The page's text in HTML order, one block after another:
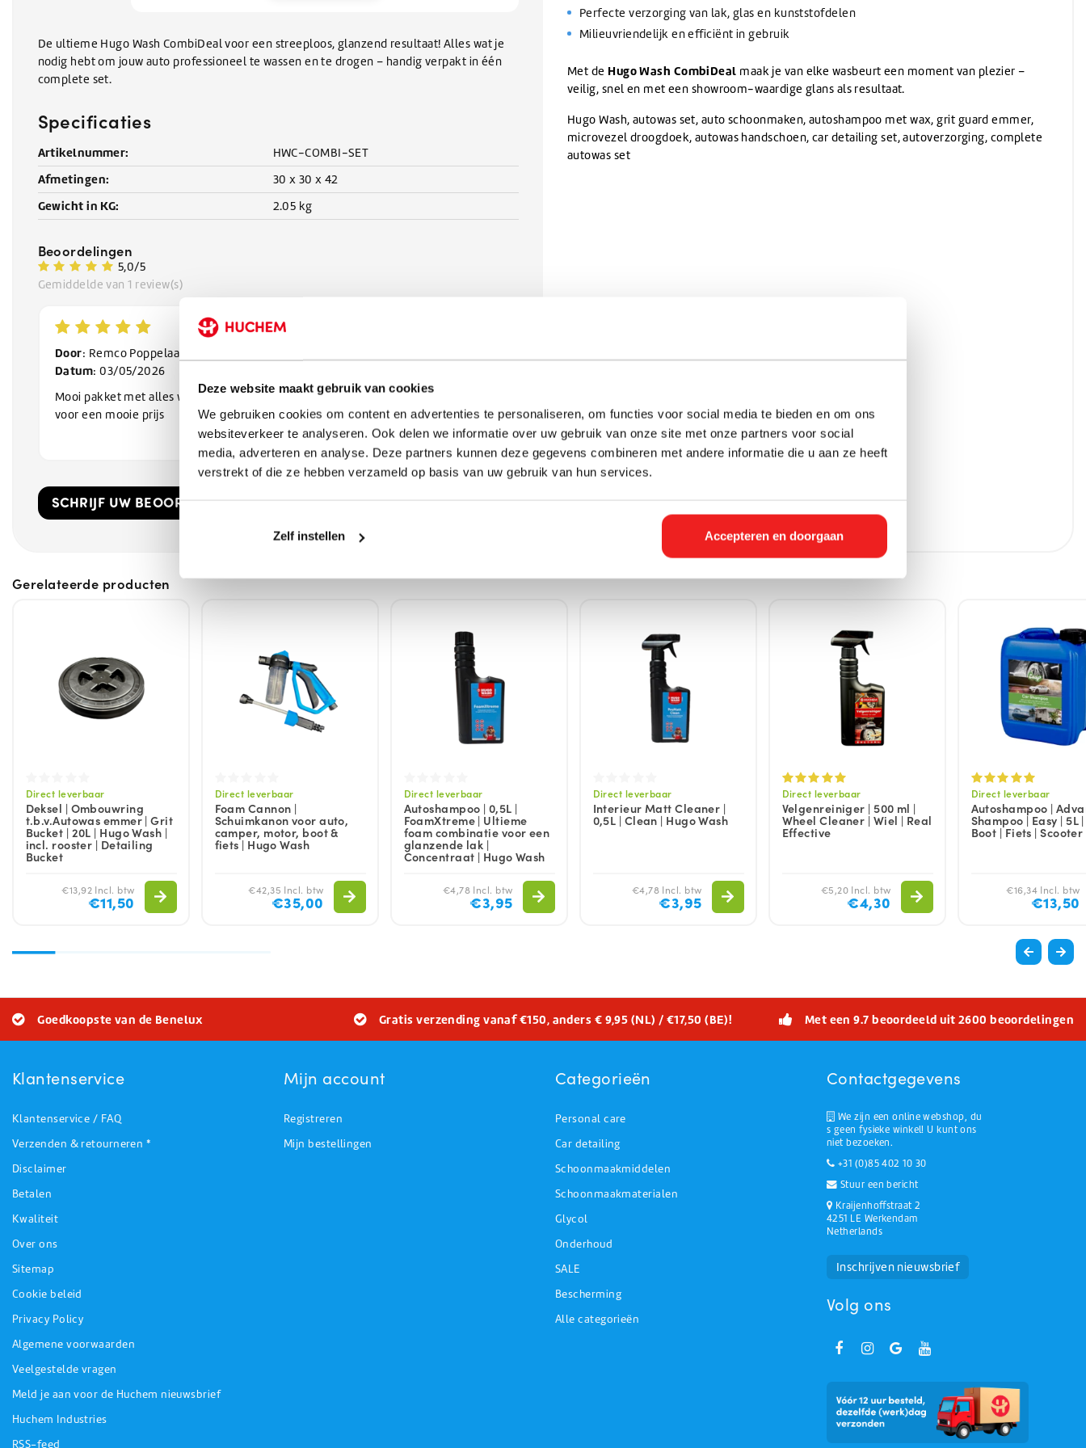
Deze website maakt gebruik van cookies
We gebruiken cookies om content en advertenties te personaliseren, om functies voor social media te bieden en om ons
websiteverkeer te analyseren. Ook delen we informatie over uw gebruik van onze site met onze partners voor social
media, adverteren en analyse. Deze partners kunnen deze gegevens combineren met andere informatie die u aan ze heeft
verstrekt of die ze hebben verzameld op basis van uw gebruik van hun services.
Zelf instellen Accepteren en doorgaan
De ultieme Hugo Wash CombiDeal voor een streeploos, glanzend resultaat! Alles wat je
nodig hebt om jouw auto professioneel te wassen en te drogen – handig verpakt in één
complete set.
Specificaties
Artikelnummer: HWC-COMBI-SET
Afmetingen: 30 x 30 x 42
Gewicht in KG: 2.05 kg
Beoordelingen
5,0/5
Gemiddelde van 1 review(s)
Door: Remco Poppelaars
Datum: 03/05/2026
Mooi pakket met alles wat je nodig hebt
voor een mooie prijs
SCHRIJF UW BEOORDELING!
Perfecte verzorging van lak, glas en kunststofdelen
Milieuvriendelijk en efficiënt in gebruik
Met de Hugo Wash CombiDeal maak je van elke wasbeurt een moment van plezier –
veilig, snel en met een showroom-waardige glans als resultaat.
Hugo Wash, autowas set, auto schoonmaken, autoshampoo met wax, grit guard emmer,
microvezel droogdoek, autowas handschoen, car detailing set, autoverzorging, complete
autowas set
Gerelateerde producten
Direct leverbaar
Deksel | Ombouwring
t.b.v.Autowas emmer | Grit
Bucket | 20L | Hugo Wash |
incl. rooster | Detailing
Bucket
€13,92 Incl. btw
€11,50
Direct leverbaar
Foam Cannon |
Schuimkanon voor auto,
camper, motor, boot &
fiets | Hugo Wash
€42,35 Incl. btw
€35,00
Direct leverbaar
Autoshampoo | 0,5L |
FoamXtreme | Ultieme
foam combinatie voor een
glanzende lak |
Concentraat | Hugo Wash
€4,78 Incl. btw
€3,95
Direct leverbaar
Interieur Matt Cleaner |
0,5L | Clean | Hugo Wash
€4,78 Incl. btw
€3,95
Direct leverbaar
Velgenreiniger | 500 ml |
Wheel Cleaner | Wiel | Real
Effective
€5,20 Incl. btw
€4,30
Direct leverbaar
Autoshampoo |
Shampoo | Easy | 5L
Boot | Fiets | Scooter
€16,34 Incl. btw
€13,50
Goedkoopste van de Benelux Gratis verzending vanaf €150, anders € 9,95 (NL) / €17,50 (BE)! Met een 9.7 beoordeeld uit 2600 beoordelingen
Klantenservice
Klantenservice / FAQ
Verzenden & retourneren *
Disclaimer
Betalen
Kwaliteit
Over ons
Sitemap
Cookie beleid
Privacy Policy
Algemene voorwaarden
Veelgestelde vragen
Meld je aan voor de Huchem nieuwsbrief
Huchem Industries
RSS-feed
Mijn account
Registreren
Mijn bestellingen
Categorieën
Personal care
Car detailing
Schoonmaakmiddelen
Schoonmaakmaterialen
Glycol
Onderhoud
SALE
Bescherming
Alle categorieën
Contactgegevens
We zijn een online webshop, du
s geen fysieke winkel! U kunt ons
niet bezoeken.
+31 (0)85 402 10 30
Stuur een bericht
Kraijenhoffstraat 2
4251 LE Werkendam
Netherlands
Inschrijven nieuwsbrief
Volg ons
Huchem Support
Hoe kunnen we u helpen?